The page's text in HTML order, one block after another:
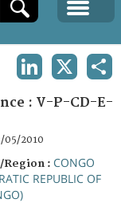
: V-P-CD-E-
05/2010
Region : CONGO
REPUBLIC OF